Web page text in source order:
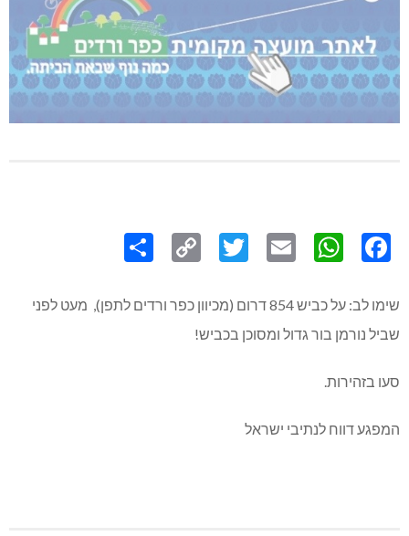
Link
שימו לב: על כביש 854 דרום (מכיוון כפר ורדים לתפן), מעט לפני
שביל נורמן בור גדול ומסוכן בכביש!
סעו בזהירות.
המפגע דווח לנתיבי ישראל